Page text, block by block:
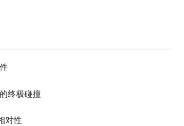
终极碰撞
对性